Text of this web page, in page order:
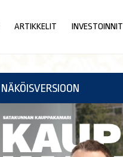
ARTIKKELIT INVESTOINNIT
NÄKÖISVERSIOON